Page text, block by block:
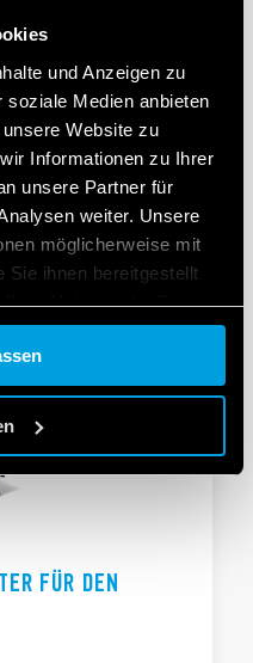
und Anzeigen zu
soziale Medien anbieten
Website zu
Informationen zu Ihrer
unsere Partner für
weiter. Unsere
möglicherweise mit
Sie ihnen bereitgestellt
Nutzung der Dienste
FÜR DEN
FÜR DEN